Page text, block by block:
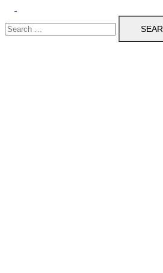
Search
for: